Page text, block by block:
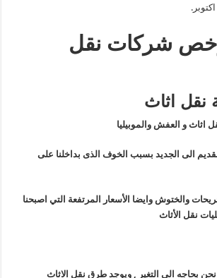
شركات نقل
اثاث
اثاث و العفش والموبيليا
الى الجديد بسبب الخوف الذى بداخلنا على
والختوش وايضا الأسعار المرتفعة التي اصبحنا
نقل الأثاث
بحاجه الى التغير , ويوجد طرق نقل الاثاث